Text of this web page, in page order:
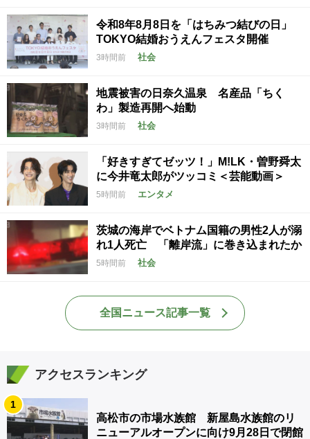
令和8年8月8日を「はちみつ結びの日」
TOKYO結婚おうえんフェスタ開催
3時間前 社会
地震被害の日奈久温泉 名産品「ちく
わ」製造再開へ始動
3時間前 社会
「好きすぎてゼッツ！」M!LK・曽野舜太
に今井竜太郎がツッコミ＜芸能動画＞
5時間前 エンタメ
茨城の海岸でベトナム国籍の男性2人が溺
れ1人死亡 「離岸流」に巻き込まれたか
5時間前 社会
全国ニュース記事一覧
アクセスランキング
1
高松市の市場水族館 新屋島水族館のリ
ニューアルオープンに向け9月28日で閉館